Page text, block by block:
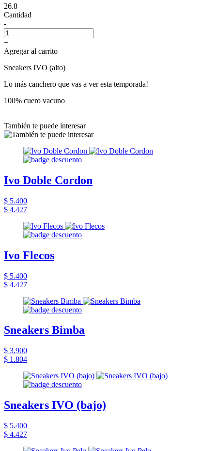
26.8
Cantidad
-
+
Agregar al carrito
Sneakers IVO (alto)
Lo más canchero que vas a ver esta temporada!
100% cuero vacuno
También te puede interesar
Ivo Doble Cordon
$ 5.400
$ 4.427
Ivo Flecos
$ 5.400
$ 4.427
Sneakers Bimba
$ 3.900
$ 1.804
Sneakers IVO (bajo)
$ 5.400
$ 4.427